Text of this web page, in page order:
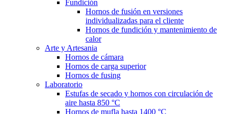
Fundición
Hornos de fusión en versiones
individualizadas para el cliente
Hornos de fundición y mantenimiento de
calor
Arte y Artesania
Hornos de cámara
Hornos de carga superior
Hornos de fusing
Laboratorio
Estufas de secado y hornos con circulación de
aire hasta 850 °C
Hornos de mufla hasta 1400 °C